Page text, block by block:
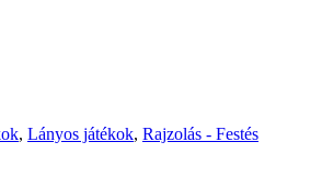
, Lányos játékok, Rajzolás - Festés